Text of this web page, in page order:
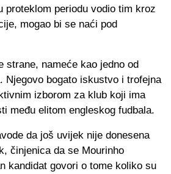
proteklom periodu vodio tim kroz
mogao bi se naći pod
strane, nameće kao jedno od
Njegovo bogato iskustvo i trofejna
izborom za klub koji ima
među elitom engleskog fudbala.
da još uvijek nije donesena
činjenica da se Mourinho
kandidat govori o tome koliko su